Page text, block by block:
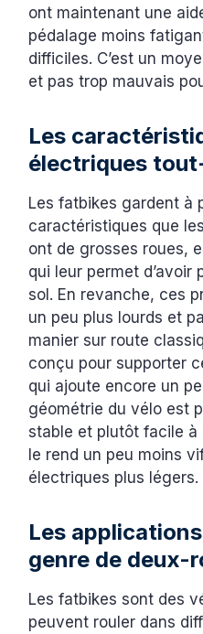
ont maintenant une
pédalage moins
difficiles. C’est un
et pas trop mauvais
Les
électriques
Les fatbikes gardent à
caractéristiques que
ont de grosses roues,
qui leur permet
sol. En revanche, ces
un peu plus lourds et
manier sur route
conçu pour supporter
qui ajoute encore un
géométrie du vélo est
stable et plutôt facile à
le rend un peu moins
électriques plus légers.
Les
genre de deux-
Les fatbikes sont des
peuvent rouler dans